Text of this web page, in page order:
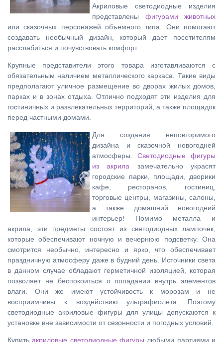
Акриловые светодиодные изделия
представлены фигурами животных
или сказочных персонажей объемного типа. Они помогают
создавать необычный дизайн, который дает посетителям
расслабиться и почувствовать комфорт.
Крупные представители этого товара изготавливаются с
обязательным наличием металлического каркаса. Такие виды
предполагают уличное размещение во дворах жилых домов,
парках и в зонах отдыха. Отлично подходят эти изделия для
гостиничных и развлекательных территорий, а также площадок
перед частными домами.
Для создания неповторимого
дизайна и сказочной новогодней
атмосферы. Светодиодные фигуры
из акрила замечательно украсят
городские парки, площади, дворики
кафе, ресторанов, гостиниц,
торговые центры, магазины, салоны,
а также домашний новогодний
интерьер! Помимо металла и
акрила, эти предметы состоят из светодиодных лампочек,
которые обеспечивают ночную и вечернюю подсветку. Она
смотрится необычно, интересно и ярко, что обеспечивает
праздничную атмосферу даже в будний день. Источники света
в данном случае обладают герметичной изоляцией, которая
позволяет не беспокоиться о попадании внутрь элементов
влаги. Они же имеют устойчивость к морозам и не
восприимчивы к воздействию ультрафиолета. Поэтому
светодиодные акриловые фигуры для улицы допускаются к
установке вне зависимости от сезонности и погодных условий.
Купитьакриловые светодиодные фигуры любыми партиями и